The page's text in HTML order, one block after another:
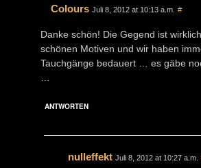
Colours Juli 8, 2012 at 10:13 a.m. #
Danke schön! Die Gegend ist
schönen Motiven und wir haben
Tauchgänge bedauert … es gäbe
ANTWORTEN
nulleffekt Juli 8, 2012 at 10:27 a.m.